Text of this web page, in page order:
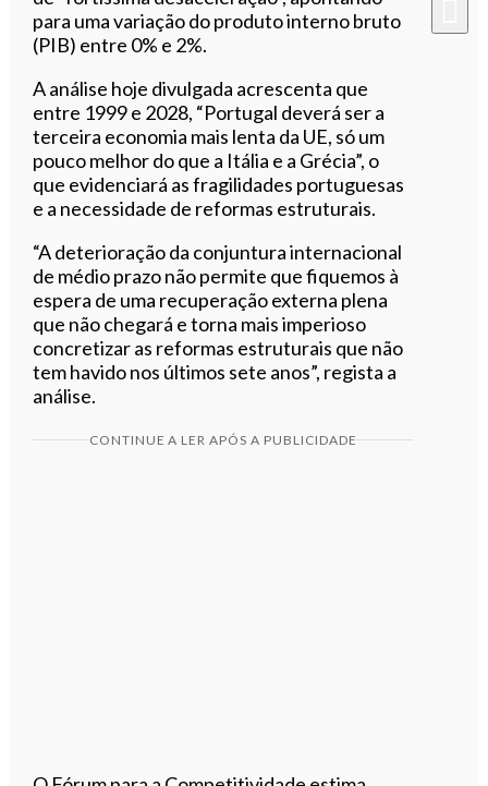
para uma variação do produto interno bruto
(PIB) entre 0% e 2%.
A análise hoje divulgada acrescenta que
entre 1999 e 2028, “Portugal deverá ser a
terceira economia mais lenta da UE, só um
pouco melhor do que a Itália e a Grécia”, o
que evidenciará as fragilidades portuguesas
e a necessidade de reformas estruturais.
“A deterioração da conjuntura internacional
de médio prazo não permite que fiquemos à
espera de uma recuperação externa plena
que não chegará e torna mais imperioso
concretizar as reformas estruturais que não
tem havido nos últimos sete anos”, regista a
análise.
CONTINUE A LER APÓS A PUBLICIDADE